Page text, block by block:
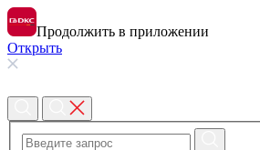
Продолжить в приложении
Открыть